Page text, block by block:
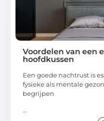
Voordelen van een
hoofdkussen
Een goede nachtrust is
fysieke als mentale
begrijpen
...